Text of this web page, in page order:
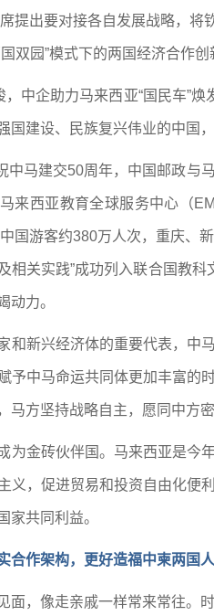
提出要对接各自发展战略，
双园”模式下的两国经济合作创
，中企助力马来西亚“国民车”
国建设、民族复兴伟业的中国
中马建交50周年，中国邮政与
来西亚教育全球服务中心（
国游客约380万人次，重庆、
相关实践”成功列入联合国教
动力。
和新兴经济体的重要代表，中
予中马命运共同体更加丰富的
马方坚持战略自主，愿同中方
为金砖伙伴国。马来西亚是今
义，促进贸易和投资自由化便
家共同利益。
合作架构，更好造福中柬两国
面，像走亲戚一样常来常往。